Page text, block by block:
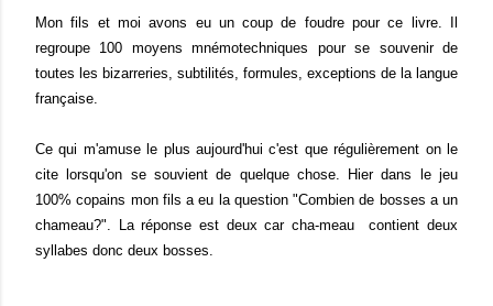
Mon fils et moi avons eu un coup de foudre pour ce livre. Il
regroupe 100 moyens mnémotechniques pour se souvenir de
toutes les bizarreries, subtilités, formules, exceptions de la langue
française.
Ce qui m'amuse le plus aujourd'hui c'est que régulièrement on le
cite lorsqu'on se souvient de quelque chose. Hier dans le jeu
100% copains mon fils a eu la question "Combien de bosses a un
chameau?". La réponse est deux car cha-meau contient deux
syllabes donc deux bosses.